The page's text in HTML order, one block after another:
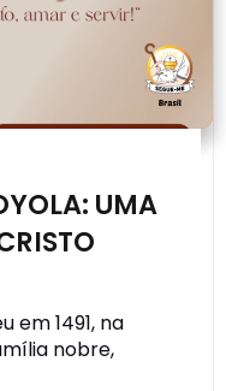
UMA
em 1491, na
nobre,